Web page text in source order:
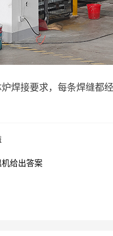
焊接要求，每条焊缝都
给出答案